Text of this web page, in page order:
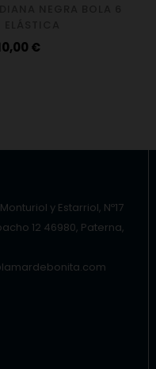
€
y Estarriol, Nº17
12 46980, Paterna,